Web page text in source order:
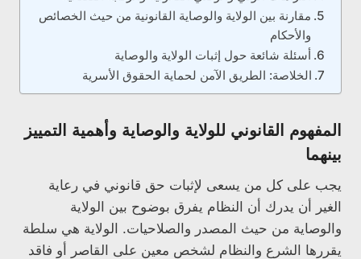
مقارنة بين الولاية والوصاية القانونية من حيث الخصائص
والأحكام
أسئلة شائعة حول إثبات الولاية والوصاية
الخلاصة: الطريق الآمن لحماية الحقوق الأسرية
المفهوم القانوني للولاية والوصاية وأهمية التمييز
بينهما
يجب على كل من يسعى لإثبات حق قانوني في رعاية
الغير أن يدرك أن النظام يفرق بوضوح بين الولاية
والوصاية من حيث المصدر والصلاحيات. الولاية هي سلطة
يقررها الشرع والنظام لشخص معين على القاصر أو فاقد